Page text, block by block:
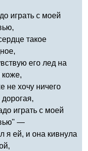
играть с моей
такое
его лед на
коже,
не хочу ничего
дорогая,
играть с моей
—
я ей, и она кивнула